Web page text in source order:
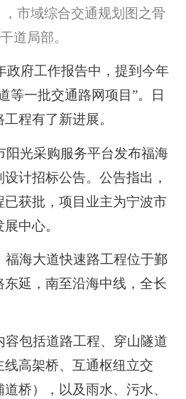
，市域综合交通规划图之骨
道局部。
政府工作报告中，提到今年
等一批交通路网项目”。日
程有了新进展。
阳光采购服务平台发布福海
计招标公告。公告指出，
获批，项目业主为宁波市
中心。
福海大道快速路工程位于鄞
延，南至沿海中线，全长
容包括道路工程、穿山隧道
高架桥、互通枢纽立交
桥），以及雨水、污水、